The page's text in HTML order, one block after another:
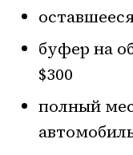
буфер на
$300
полный